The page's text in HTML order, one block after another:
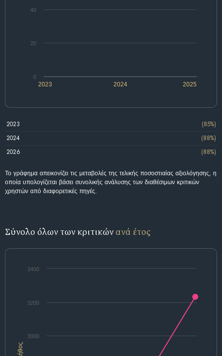
2023 2024 2025
0
20
40
2023
(85%)
2024
(88%)
2026
(88%)
Το γράφημα απεικονίζει τις μεταβολές της τελικής ποσοστιαίας αξιολόγησης, η
οποία υπολογίζεται βάσει συνολικής ανάλυσης των διαθέσιμων κριτικών
χρηστών από διαφορετικές πηγές.
Σύνολο όλων των κριτικών ανά έτος
3000
3200
3400